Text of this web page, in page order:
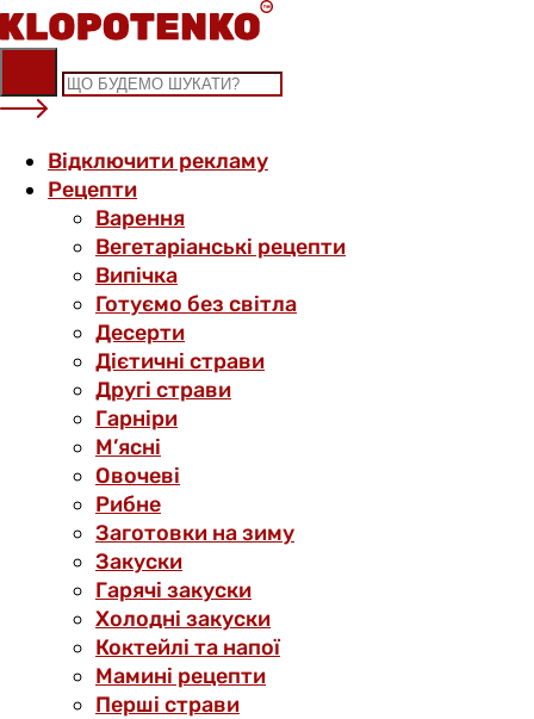
Skip
to
content
Відключити рекламу
Рецепти
Варення
Вегетаріанські рецепти
Випічка
Готуємо без світла
Десерти
Дієтичні страви
Другі страви
Гарніри
М’ясні
Овочеві
Рибне
Заготовки на зиму
Закуски
Гарячі закуски
Холодні закуски
Коктейлі та напої
Мамині рецепти
Перші страви